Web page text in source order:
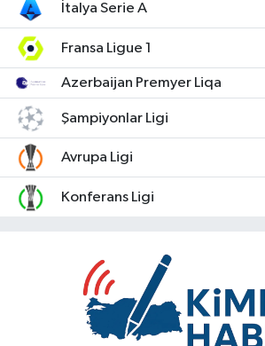
İtalya Serie A
Fransa Ligue 1
Azerbaijan Premyer Liqa
Şampiyonlar Ligi
Avrupa Ligi
Konferans Ligi